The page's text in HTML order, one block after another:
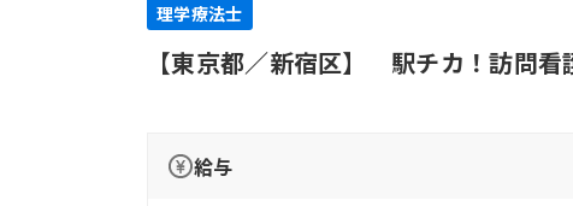
理学療法士
【東京都／新宿区】 駅チカ！訪問
給与